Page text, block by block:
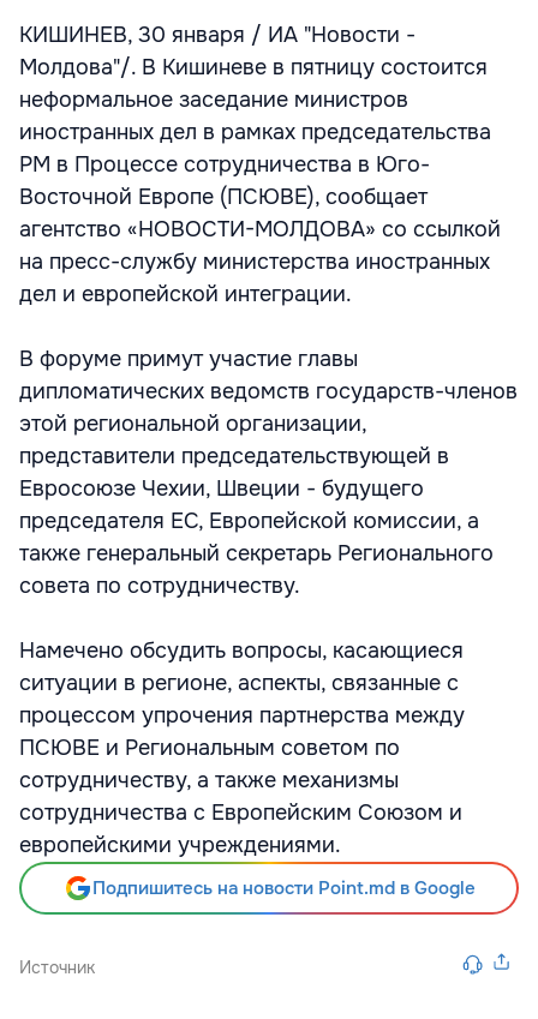
КИШИНЕВ, 30 января / ИА "Новости -
Молдова"/. В Кишиневе в пятницу состоится
неформальное заседание министров
иностранных дел в рамках председательства
РМ в Процессе сотрудничества в Юго-
Восточной Европе (ПСЮВЕ), сообщает
агентство «НОВОСТИ-МОЛДОВА» со ссылкой
на пресс-службу министерства иностранных
дел и европейской интеграции.
В форуме примут участие главы
дипломатических ведомств государств-членов
этой региональной организации,
представители председательствующей в
Евросоюзе Чехии, Швеции - будущего
председателя ЕС, Европейской комиссии, а
также генеральный секретарь Регионального
совета по сотрудничеству.
Намечено обсудить вопросы, касающиеся
ситуации в регионе, аспекты, связанные с
процессом упрочения партнерства между
ПСЮВЕ и Региональным советом по
сотрудничеству, а также механизмы
сотрудничества с Европейским Союзом и
европейскими учреждениями.
Подпишитесь на новости Point.md в Google
Источник